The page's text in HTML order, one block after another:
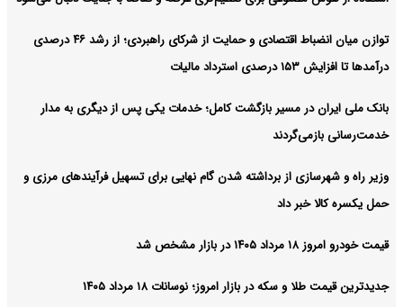
توازن میان انضباط اقتصادی و حمایت از شرکای راهبردی؛ از رشد ۴۶ درصدی
درآمدها تا افزایش ۱۵۳ درصدی استرداد مالیات
بانک ملی ایران در مسیر بازگشت کامل؛ خدمات یکی پس از دیگری به مدار
خدمت‌رسانی بازمی‌گردند
وزیر راه و شهرسازی از برداشته شدن گام نهایی برای تسهیل فرآیندهای مرزی و
حمل یکسره کالا خبر داد
قیمت خودرو امروز ۱۸ مرداد ۱۴۰۵ در بازار مشخص شد
جدیدترین قیمت طلا و سکه در بازار امروز؛ نوسانات ۱۸ مرداد ۱۴۰۵